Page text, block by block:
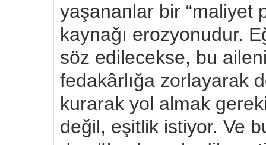
yaşananlar bir “maliyet
kaynağı erozyonudur.
söz edilecekse, bu
fedakârlığa zorlayarak
kurarak yol almak
değil, eşitlik istiyor. Ve